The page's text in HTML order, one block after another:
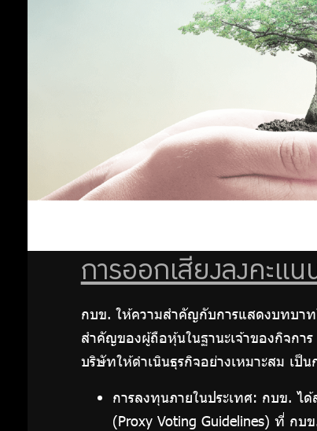
ผิด
การ
ดำเนิน
การ
การออกเสียงลง
การออก
เสียงลง
คะแนนการ
การเข้า
หุ้น
ESG Focused
Portfolio
ประเมิน
การออกเสียงลงคะแ
กบข. ให้ความสำคัญกับการแสดงบทบา
สำคัญของผู้ถือหุ้นในฐานะเจ้าของกิจกา
บริษัทให้ดำเนินธุรกิจอย่างเหมาะสม เ
การลงทุนภายในประเทศ: กบข. ไ
(Proxy Voting Guidelines) ที่ ก